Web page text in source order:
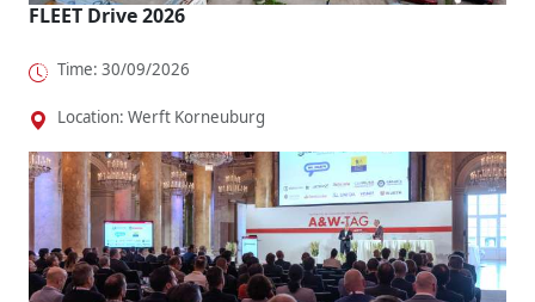
FLEET Drive 2026
Time: 30/09/2026
Location: Werft Korneuburg